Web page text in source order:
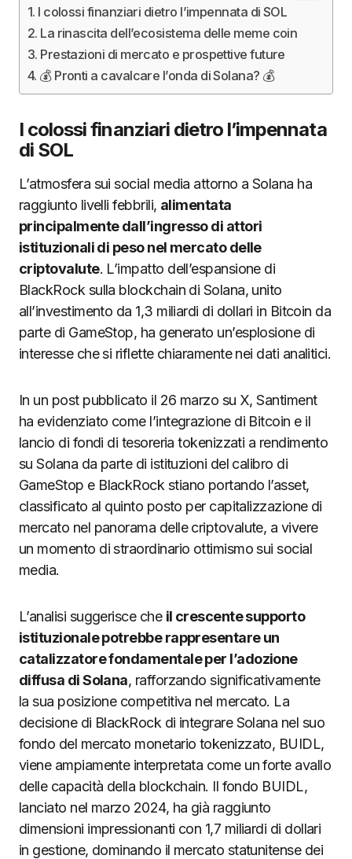
I colossi finanziari dietro l’impennata di SOL
La rinascita dell’ecosistema delle meme coin
Prestazioni di mercato e prospettive future
💰 Pronti a cavalcare l’onda di Solana? 💰
I colossi finanziari dietro l’impennata
di SOL
L’atmosfera sui social media attorno a Solana ha
raggiunto livelli febbrili, alimentata
principalmente dall’ingresso di attori
istituzionali di peso nel mercato delle
criptovalute. L’impatto dell’espansione di
BlackRock sulla blockchain di Solana, unito
all’investimento da 1,3 miliardi di dollari in Bitcoin da
parte di GameStop, ha generato un’esplosione di
interesse che si riflette chiaramente nei dati analitici.
In un post pubblicato il 26 marzo su X, Santiment
ha evidenziato come l’integrazione di Bitcoin e il
lancio di fondi di tesoreria tokenizzati a rendimento
su Solana da parte di istituzioni del calibro di
GameStop e BlackRock stiano portando l’asset,
classificato al quinto posto per capitalizzazione di
mercato nel panorama delle criptovalute, a vivere
un momento di straordinario ottimismo sui social
media.
L’analisi suggerisce che il crescente supporto
istituzionale potrebbe rappresentare un
catalizzatore fondamentale per l’adozione
diffusa di Solana, rafforzando significativamente
la sua posizione competitiva nel mercato. La
decisione di BlackRock di integrare Solana nel suo
fondo del mercato monetario tokenizzato, BUIDL,
viene ampiamente interpretata come un forte avallo
delle capacità della blockchain. Il fondo BUIDL,
lanciato nel marzo 2024, ha già raggiunto
dimensioni impressionanti con 1,7 miliardi di dollari
in gestione, dominando il mercato statunitense dei